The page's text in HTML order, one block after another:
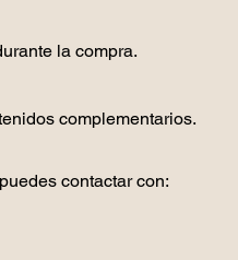
la compra.
complementarios.
contactar con: